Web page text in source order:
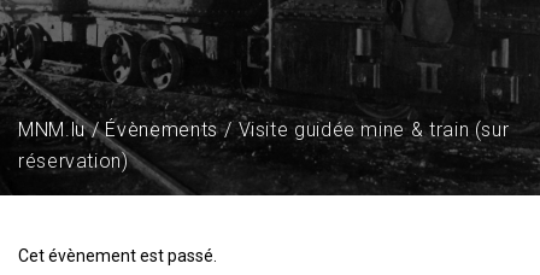
MNM.lu Évènements
Visite guidée mine & train (sur
réservation)
Cet évènement est passé.